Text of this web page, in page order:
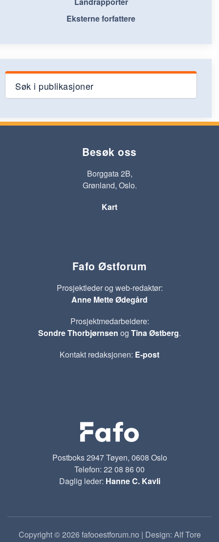
Eksterne forfattere
Søk i publikasjoner
Besøk oss
Borggata 2B,
Grønland, Oslo.
Kart
Fafo Østforum
Prosjektleder og web-redaktør:
Anne Mette Ødegård
Prosjektmedarbeidere:
Sondre Thorbjørnsen og Tina Østberg.
Kontakt redaksjonen: E-post
Postboks 2947 Tøyen, 0608 Oslo
Telefon: 22 08 86 00
Daglig leder: Hanne C. Kavli
Copyright © 2026 fafooestforum.no | Design: Alf Tore